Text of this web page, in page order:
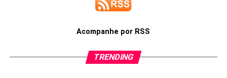
Acompanhe por RSS
TRENDING